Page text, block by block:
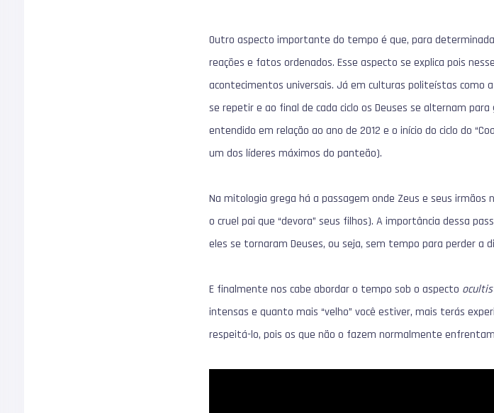
Outro aspecto importante do tempo é que, para
reações e fatos ordenados. Esse aspecto se explica pois
acontecimentos universais. Já em culturas politeístas como
se repetir e ao final de cada ciclo os Deuses se alternam
entendido em relação ao ano de 2012 e o início do ciclo do
um dos líderes máximos do panteão).
Na mitologia grega há a passagem onde Zeus e seus
o cruel pai que “devora” seus filhos). A importância dessa
eles se tornaram Deuses, ou seja, sem tempo para perder a
E finalmente nos cabe abordar o tempo sob o aspecto
intensas e quanto mais “velho” você estiver, mais terás
respeitá-lo, pois os que não o fazem normalmente